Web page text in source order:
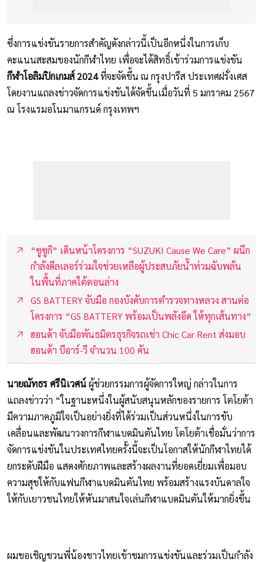
ซึ่งการแข่งขันรายการสำคัญดังกล่าวนี้เป็นอีกหนึ่งในการเก็บ
คะแนนสะสมของนักกีฬำไทย เพื่อจะได้สิทธิ์เข้าร่วมการแข่งขัน
กีฬำโอลิมปิกเกมส์ 2024ที่จะจัดขึ้น ณ กรุงปารีส ประเทศฝรั่งเศส
โดยงานแถลงข่าวจัดการแข่งขันได้จัดขึ้นเมื่อวันที่ 5 มกราคม 2567
ณ โรงแรมอโนมาแกรนด์ กรุงเทพฯ
“ซูซูกิ” เดินหน้าโครงการ “SUZUKI Cause We Care” ผนึก
กำลังดีลเลอร์ร่วมใจช่วยเหลือผู้ประสบภัยน้ำท่วมฉับพลัน
ในพื้นที่ภาคใต้ตอนล่าง
GS BATTERY จับมือ กองบังคับการตำรวจทางหลวง สานต่อ
โครงการ “GS BATTERY พร้อมเป็นพลังอึด ให้ทุกเส้นทาง”
ฮอนด้า จับมือพันธมิตรธุรกิจรถเช่า Chic Car Rent ส่งมอบ
ฮอนด้า บีอาร์-วี จำนวน 100 คัน
นายณัทธร ศรีนิเวศน์ผู้ช่วยกรรมการผู้จัดการใหญ่ กล่าวในการ
แถลงข่าวว่า “ในฐานะหนึ่งในผู้สนับสนุนหลักของรายการ โตโยต้า
มีความภาคภูมิใจเป็นอย่างยิ่งที่ได้ร่วมเป็นส่วนหนึ่งในการขับ
เคลื่อนและพัฒนาวงการกีฬาแบดมินตันไทย โตโยต้าเชื่อมั่นว่าการ
จัดการแข่งขันในประเทศไทยครั้งนี้จะเป็นโอกาสให้นักกีฬาไทยได้
ยกระดับฝีมือ แสดงศักยภาพและสร้างผลงานที่ยอดเยี่ยมเพื่อมอบ
ความสุขให้กับแฟนกีฬาแบดมินตันไทย พร้อมสร้างแรงบันดาลใจ
ให้กับเยาวชนไทยให้หันมาสนใจเล่นกีฬาแบดมินตันให้มากยิ่งขึ้น
ผมขอเชิญชวนพี่น้องชาวไทยเข้าชมการแข่งขันและร่วมเป็นกำลัง